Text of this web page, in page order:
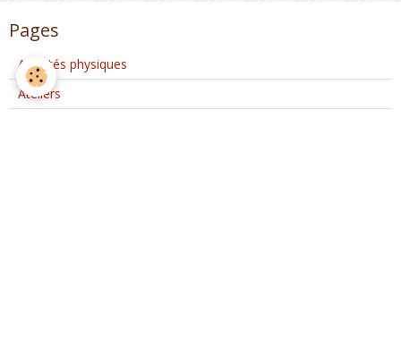
Pages
Activités physiques
Ateliers